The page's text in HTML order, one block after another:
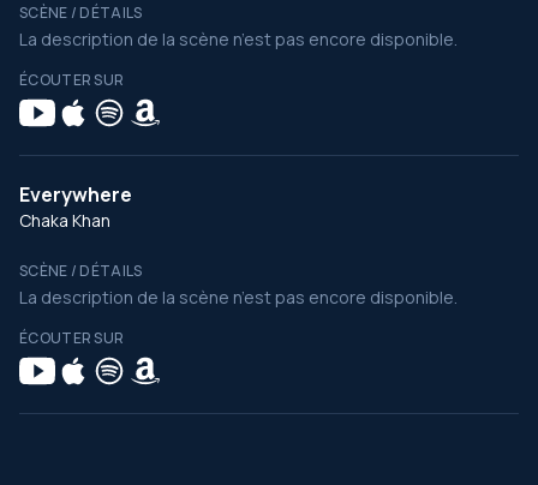
SCÈNE / DÉTAILS
La description de la scène n’est pas encore disponible.
ÉCOUTER SUR
Everywhere
Chaka Khan
SCÈNE / DÉTAILS
La description de la scène n’est pas encore disponible.
ÉCOUTER SUR